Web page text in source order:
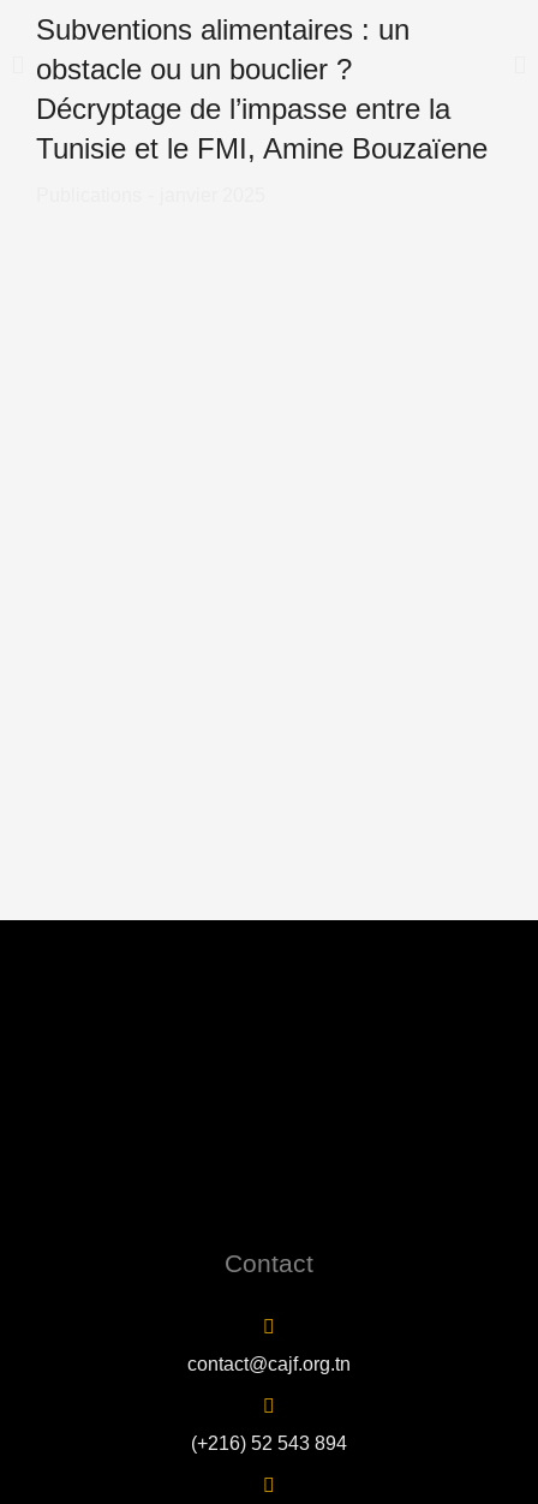
Subventions alimentaires : un
obstacle ou un bouclier ?
Décryptage de l’impasse entre la
Tunisie et le FMI, Amine Bouzaïene
Contact
contact@cajf.org.tn
(+216) 52 543 894